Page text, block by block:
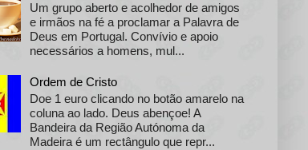
Um grupo aberto e acolhedor de amigos
e irmãos na fé a proclamar a Palavra de
Deus em Portugal. Convívio e apoio
necessários a homens, mul...
Ordem de Cristo
Doe 1 euro clicando no botão amarelo na
coluna ao lado. Deus abençoe! A
Bandeira da Região Autónoma da
Madeira é um rectângulo que repr...